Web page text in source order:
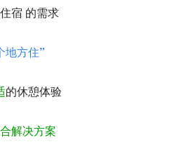
宿 的需求
地方住”
的休憩体验
解决方案